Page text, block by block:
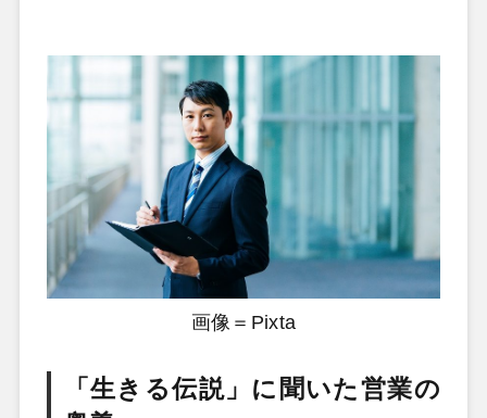
画像＝Pixta
「生きる伝説」に聞いた営業の